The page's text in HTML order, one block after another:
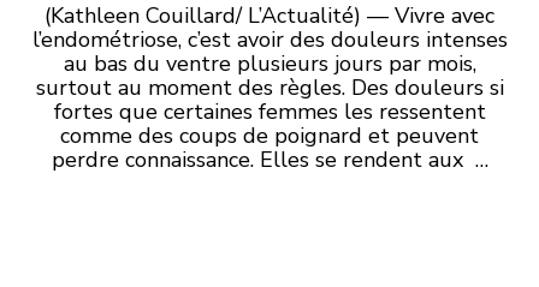
(Kathleen Couillard/ L’Actualité) — Vivre avec
l’endométriose, c’est avoir des douleurs intenses
au bas du ventre plusieurs jours par mois,
surtout au moment des règles. Des douleurs si
fortes que certaines femmes les ressentent
comme des coups de poignard et peuvent
perdre connaissance. Elles se rendent aux …